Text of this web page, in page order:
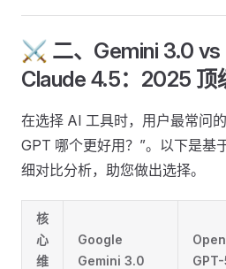
⚔️ 二、Gemini 3.0 vs
Claude 4.5：2025 顶
在选择 AI 工具时，用户最常问
GPT 哪个更好用？”。以下是基
细对比分析，助您做出选择。
核
心
维
Google
Gemini 3.0